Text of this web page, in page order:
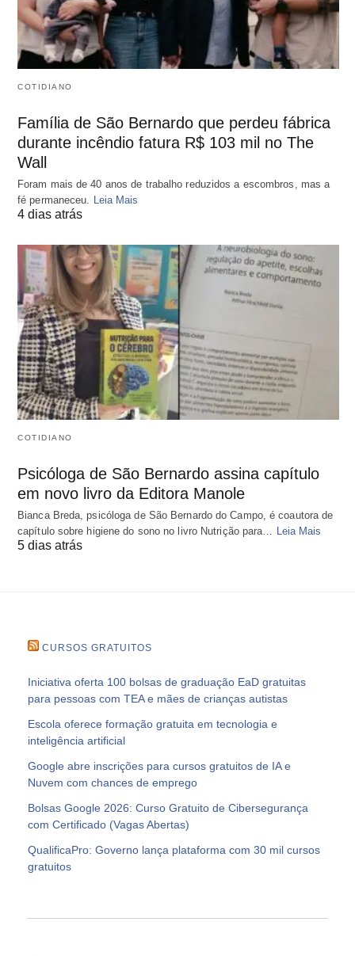
COTIDIANO
Família de São Bernardo que perdeu fábrica
durante incêndio fatura R$ 103 mil no The
Wall
Foram mais de 40 anos de trabalho reduzidos a escombros, mas a
fé permaneceu. Leia Mais
4 dias atrás
COTIDIANO
Psicóloga de São Bernardo assina capítulo
em novo livro da Editora Manole
Bianca Breda, psicóloga de São Bernardo do Campo, é coautora de
capítulo sobre higiene do sono no livro Nutrição para…
Leia Mais
5 dias atrás
CURSOS GRATUITOS
Iniciativa oferta 100 bolsas de graduação EaD gratuitas
para pessoas com TEA e mães de crianças autistas
Escola oferece formação gratuita em tecnologia e
inteligência artificial
Google abre inscrições para cursos gratuitos de IA e
Nuvem com chances de emprego
Bolsas Google 2026: Curso Gratuito de Cibersegurança
com Certificado (Vagas Abertas)
QualificaPro: Governo lança plataforma com 30 mil cursos
gratuitos